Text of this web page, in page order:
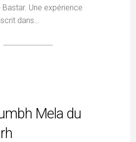
Une expérience
dans…
Mela du